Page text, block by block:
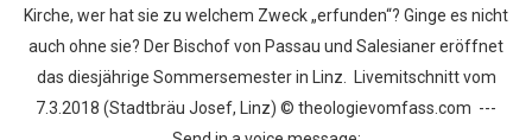
Kirche, wer hat sie zu welchem Zweck „erfunden“? Ginge es nicht
auch ohne sie? Der Bischof von Passau und Salesianer eröffnet
das diesjährige Sommersemester in Linz. Livemitschnitt vom
7.3.2018 (Stadtbräu Josef, Linz) © theologievomfass.com ---